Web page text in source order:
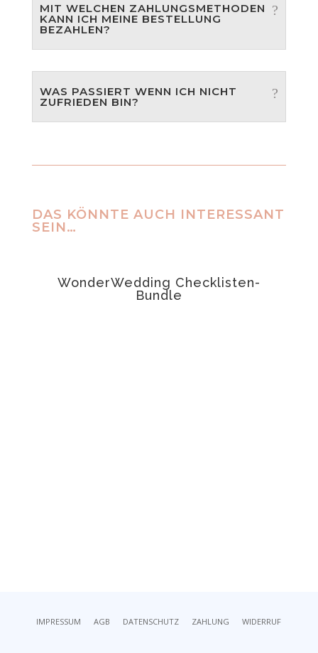
MIT WELCHEN ZAHLUNGSMETHODEN
KANN ICH MEINE BESTELLUNG
BEZAHLEN?
WAS PASSIERT WENN ICH NICHT
ZUFRIEDEN BIN?
DAS KÖNNTE AUCH INTERESSANT
SEIN…
ANGEBOT!
WonderWedding Checklisten-
Bundle
IMPRESSUM AGB DATENSCHUTZ ZAHLUNG WIDERRUF